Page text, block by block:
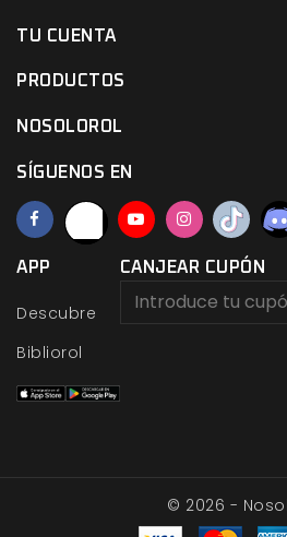
TU CUENTA
PRODUCTOS
NOSOLOROL
SÍGUENOS EN
APP
Descubre
Bibliorol
CANJEAR CUPÓN
© 2026 -